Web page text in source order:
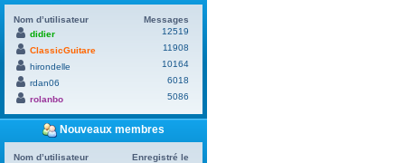
Nom d’utilisateur
Messages
didier
12519
ClassicGuitare
11908
hirondelle
10164
rdan06
6018
rolanbo
5086
Nouveaux membres
Nom d’utilisateur
Enregistré le